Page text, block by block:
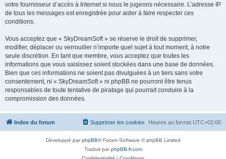
votre fournisseur d’accès à Internet si nous le jugeons nécessaire. L’adresse IP
de tous les messages est enregistrée pour aider à faire respecter ces
conditions.
Vous acceptez que « SkyDreamSoft » se réserve le droit de supprimer,
modifier, déplacer ou verrouiller n’importe quel sujet à tout moment, à notre
seule discrétion. En tant que membre, vous acceptez que toutes les
informations que vous saisissez soient stockées dans une base de données.
Bien que ces informations ne soient pas divulguées à un tiers sans votre
consentement, ni « SkyDreamSoft » ni phpBB ne pourront être tenus
responsables de toute tentative de piratage qui pourrait conduire à la
compromission des données.
Index du forum Heures au format UTC+02:00
Supprimer les cookies
Développé parphpBB® Forum Software © phpBB Limited
Traduit parphpBB-fr.com